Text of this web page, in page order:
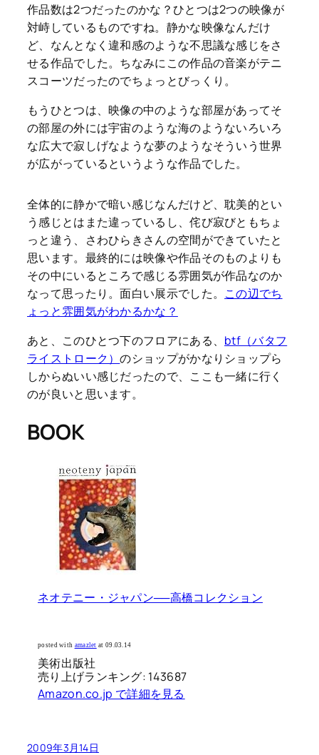
作品数は2つだったのかな？ひとつは2つの映像が
対峙しているものですね。静かな映像なんだけ
ど、なんとなく違和感のような不思議な感じをさ
せる作品でした。ちなみにこの作品の音楽がテニ
スコーツだったのでちょっとびっくり。
もうひとつは、映像の中のような部屋があってそ
の部屋の外には宇宙のような海のようないろいろ
な広大で寂しげなような夢のようなそういう世界
が広がっているというような作品でした。
全体的に静かで暗い感じなんだけど、耽美的とい
う感じとはまた違っているし、侘び寂びともちょ
っと違う、さわひらきさんの空間ができていたと
思います。最終的には映像や作品そのものよりも
その中にいるところで感じる雰囲気が作品なのか
なって思ったり。面白い展示でした。 この辺でち
ょっと雰囲気がわかるかな？
あと、このひとつ下のフロアにある、 btf（バタフ
ライストローク）のショップがかなりショップら
しからぬいい感じだったので、ここも一緒に行く
のが良いと思います。
BOOK
ネオテニー・ジャパン──高橋コレクション
posted with amazlet at 09.03.14
美術出版社
売り上げランキング: 143687
Amazon.co.jp で詳細を見る
2009年3月14日